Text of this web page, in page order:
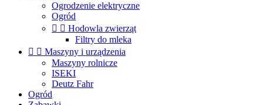
Ogrodzenie elektryczne
Ogród
  Hodowla zwierząt
Filtry do mleka
  Maszyny i urządzenia
Maszyny rolnicze
ISEKI
Deutz Fahr
Ogród